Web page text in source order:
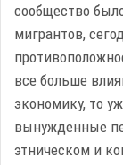
сообщество
мигрантов,
все больше
экономику, то
вынужденные
этническом и